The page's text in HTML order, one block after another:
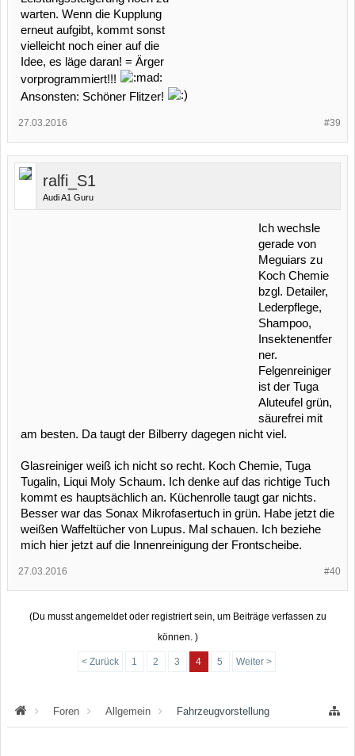
warten. Wenn die Kupplung
erneut aufgibt, kommt sonst
vielleicht noch einer auf die
Idee, es läge daran! = Ärger
vorprogrammiert!!!
Ansonsten: Schöner Flitzer!
#39
27.03.2016
ralfi_S1
Audi A1 Guru
Ich wechsle
gerade von
Meguiars zu
Koch Chemie
bzgl. Detailer,
Lederpflege,
Shampoo,
Insektenentfer
ner.
Felgenreiniger
ist der Tuga
Aluteufel grün,
säurefrei mit
am besten. Da taugt der Bilberry dagegen nicht viel.
Glasreiniger weiß ich nicht so recht. Koch Chemie, Tuga
Tugalin, Liqui Moly Schaum. Ich denke auf das richtige Tuch
kommt es hauptsächlich an. Küchenrolle taugt gar nichts.
Besser war das Sonax Mikrofasertuch in grün. Habe jetzt die
weißen Waffeltücher von Lupus. Mal schauen. Ich beziehe
mich hier jetzt auf die Innenreinigung der Frontscheibe.
#40
27.03.2016
(Du musst angemeldet oder registriert sein, um Beiträge verfassen zu
können. )
< Zurück 1 2 3 4 5 Weiter >
Foren Allgemein Fahrzeugvorstellung